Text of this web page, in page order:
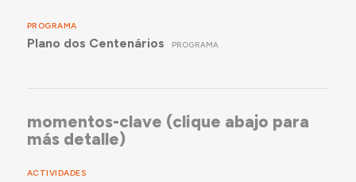
PROGRAMA
Plano dos Centenários PROGRAMA
momentos-clave (clique abajo para
más detalle)
ACTIVIDADES